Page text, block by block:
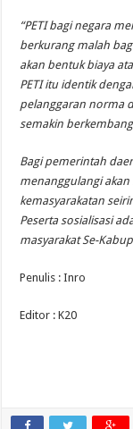
“PETI bagi negara
berkurang malah
akan bentuk biaya
PETI itu identik
pelanggaran norma
semakin
Bagi pemerintah
menanggulangi akan
kemasyarakatan
Peserta sosialisasi
masyarakat Se-
Penulis : Inro
Editor : K20